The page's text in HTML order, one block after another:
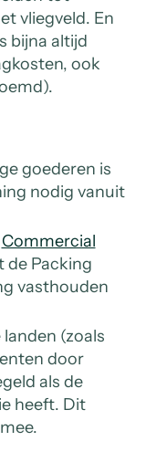
vliegveld. En
bijna altijd
ook
goederen is
nodig vanuit
Commercial
Packing
vasthouden
(zoals
door
als de
heeft. Dit